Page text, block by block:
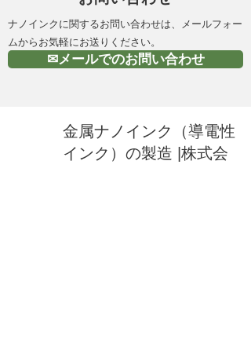
✉メールでのお問い合わせ
ナノインクに関するお問い合わせは、メールフォー
ムからお気軽にお送りください。
金属ナノインク（導電性
インク）の製造 |株式会